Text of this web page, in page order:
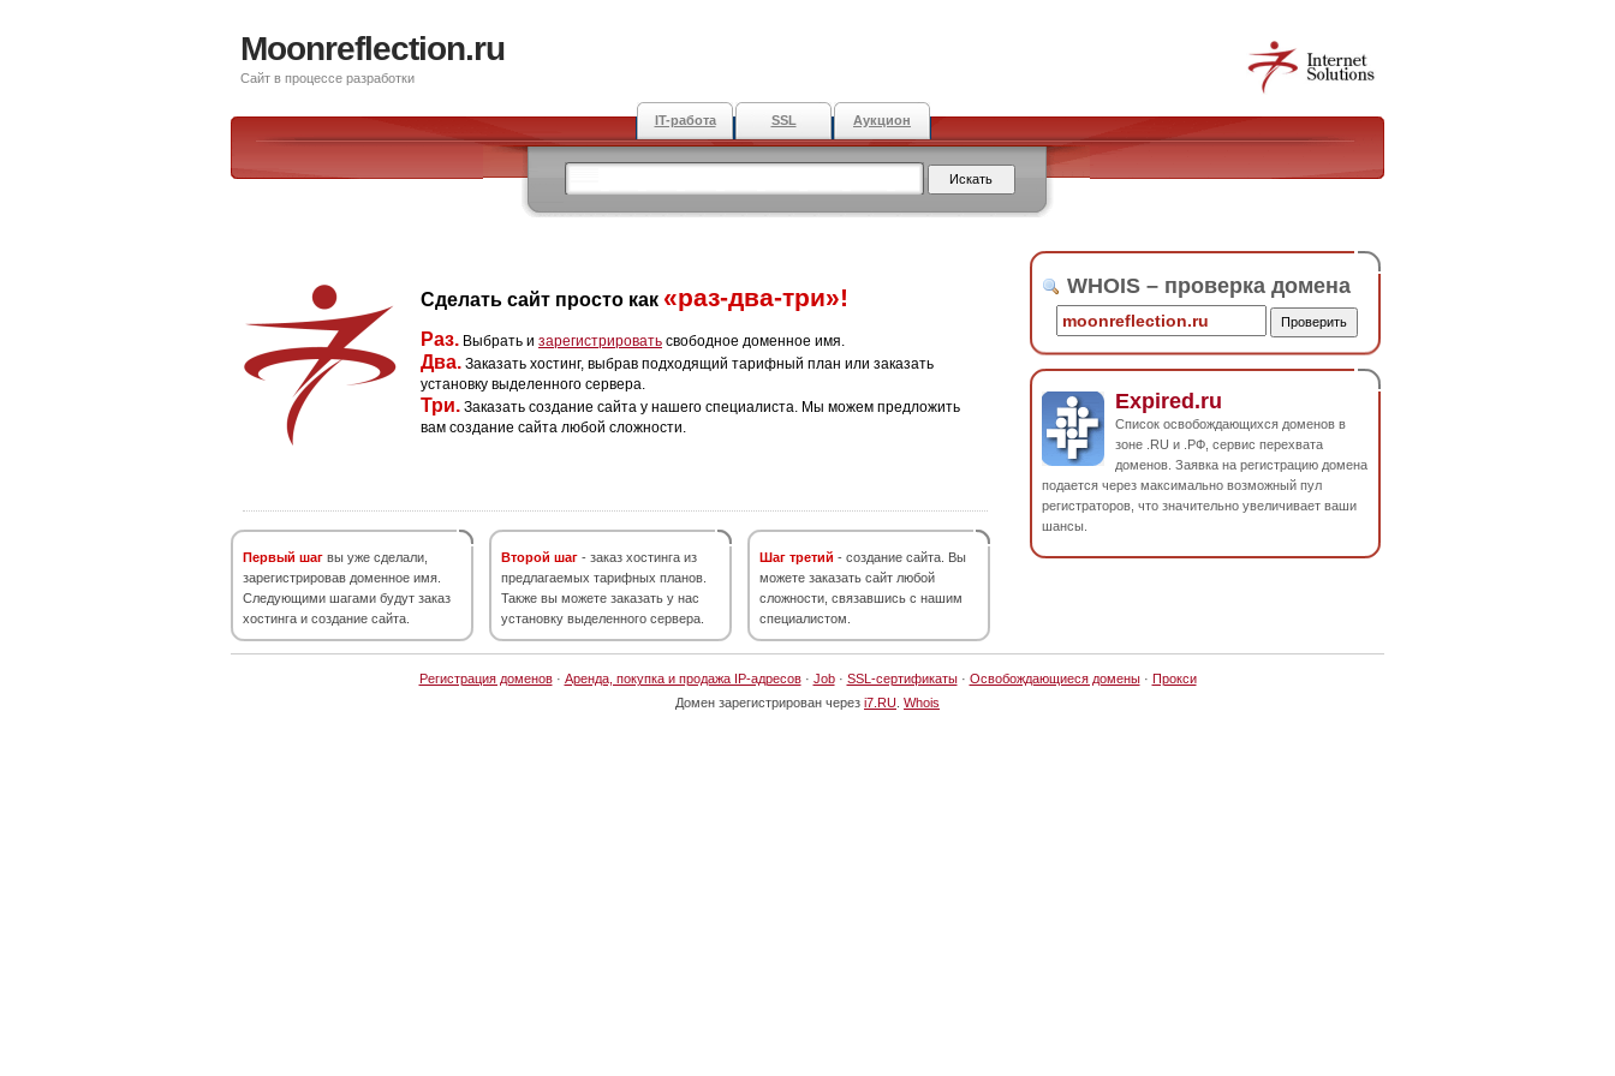
Moonreflection.ru
Сайт в процессе разработки
IT-работа SSL Аукцион
Сделать сайт просто как «раз-два-три»!
Раз. Выбрать и зарегистрировать свободное доменное имя.
Два. Заказать хостинг, выбрав подходящий тарифный план или заказать
установку выделенного сервера.
Три. Заказать создание сайта у нашего специалиста. Мы можем предложить
вам создание сайта любой сложности.
Первый шаг вы уже сделали,
зарегистрировав доменное имя.
Следующими шагами будут заказ
хостинга и создание сайта.
Второй шаг - заказ хостинга из
предлагаемых тарифных планов.
Также вы можете заказать у нас
установку выделенного сервера.
Шаг третий - создание сайта. Вы
можете заказать сайт любой
сложности, связавшись с нашим
специалистом.
WHOIS – проверка домена
Expired.ru
Список освобождающихся доменов в
зоне .RU и .РФ, сервис перехвата
доменов. Заявка на регистрацию домена
подается через максимально возможный пул
регистраторов, что значительно увеличивает ваши
шансы.
Регистрация доменов· Аренда, покупка и продажа IP-адресов· Job· SSL-сертификаты· Освобождающиеся домены· Прокси
Домен зарегистрирован через i7.RU Whois